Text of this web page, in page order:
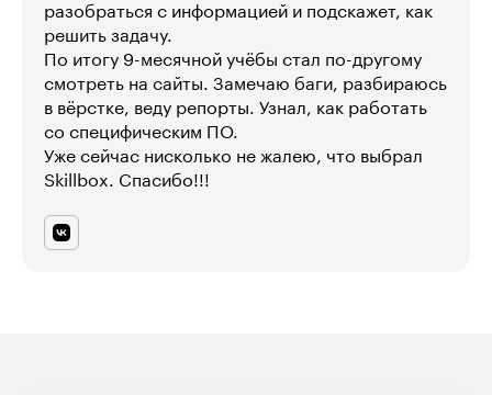
разобраться с информацией и подскажет, как
решить задачу.
По итогу 9-месячной учёбы стал по-другому
смотреть на сайты. Замечаю баги, разбираюсь
в вёрстке, веду репорты. Узнал, как работать
со специфическим ПО.
Уже сейчас нисколько не жалею, что выбрал
Skillbox. Спасибо!!!